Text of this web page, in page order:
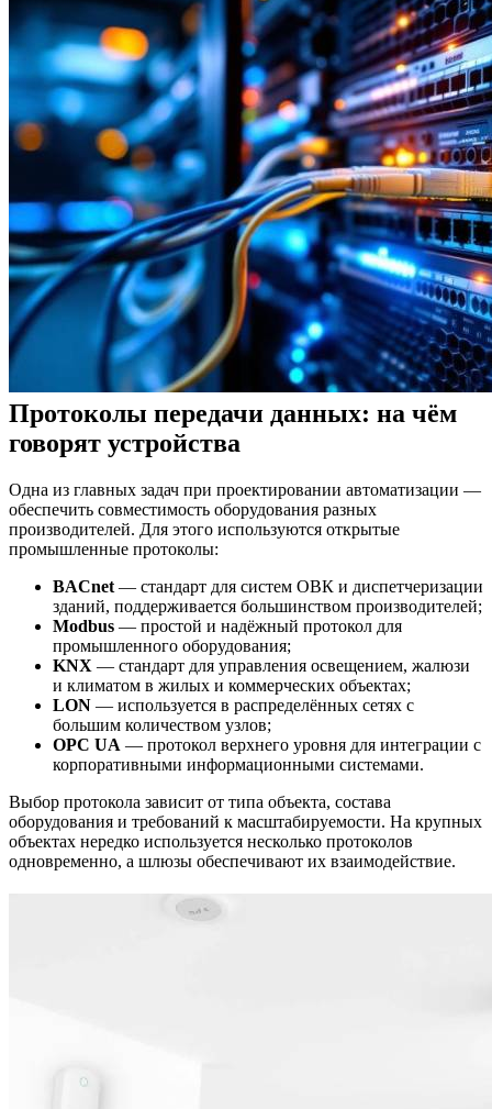
Протоколы передачи данных: на чём
говорят устройства
Одна из главных задач при проектировании автоматизации —
обеспечить совместимость оборудования разных
производителей. Для этого используются открытые
промышленные протоколы:
BACnet — стандарт для систем ОВК и диспетчеризации
зданий, поддерживается большинством производителей;
Modbus — простой и надёжный протокол для
промышленного оборудования;
KNX — стандарт для управления освещением, жалюзи
и климатом в жилых и коммерческих объектах;
LON — используется в распределённых сетях с
большим количеством узлов;
OPC UA — протокол верхнего уровня для интеграции с
корпоративными информационными системами.
Выбор протокола зависит от типа объекта, состава
оборудования и требований к масштабируемости. На крупных
объектах нередко используется несколько протоколов
одновременно, а шлюзы обеспечивают их взаимодействие.